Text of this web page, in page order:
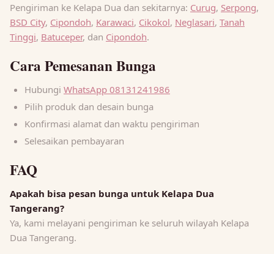
Pengiriman ke Kelapa Dua dan sekitarnya: Curug, Serpong,
BSD City, Cipondoh, Karawaci, Cikokol, Neglasari, Tanah
Tinggi, Batuceper, dan Cipondoh.
Cara Pemesanan Bunga
Hubungi WhatsApp 08131241986
Pilih produk dan desain bunga
Konfirmasi alamat dan waktu pengiriman
Selesaikan pembayaran
FAQ
Apakah bisa pesan bunga untuk Kelapa Dua
Tangerang?
Ya, kami melayani pengiriman ke seluruh wilayah Kelapa
Dua Tangerang.